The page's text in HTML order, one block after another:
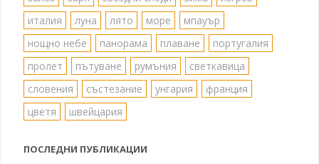
италия
луна лято море
мпауър
нощно небе
панорама плаване
португалия
пролет
пътуване румъния
светкавица
словения
състезание унгария
франция
цветя
швейцария
ПОСЛЕДНИ ПУБЛИКАЦИИ